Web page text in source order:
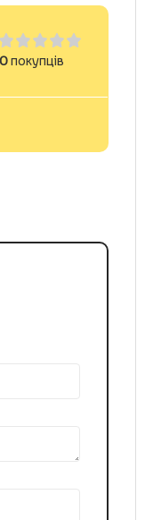
0покупців